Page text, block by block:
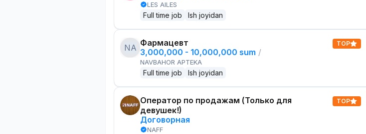
LES AILES
Full time job Ish joyidan
NA Фармацевт
3,000,000 - 10,000,000 sum /
NAVBAHOR APTEKA
Full time job Ish joyidan
TOP
Оператор по продажам (Только для
девушек!)
Договорная
NAFF
TOP